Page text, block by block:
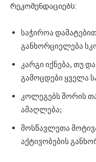
რეკომენდაციებს:
საჭიროა
განხორციელება
კარგი იქნება, თუ
გამოცდები ყველა
კოლეგებს შორის
ამაღლება;
მოსწავლეთა
აქტივობების